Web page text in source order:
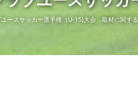
ースサッカー選手権（U-15)大会 取材に関す